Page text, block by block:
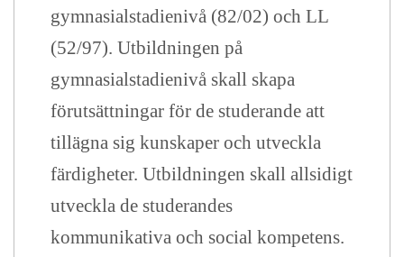
gymnasialstadienivå (82/02) och LL
(52/97). Utbildningen på
gymnasialstadienivå skall skapa
förutsättningar för de studerande att
tillägna sig kunskaper och utveckla
färdigheter. Utbildningen skall allsidigt
utveckla de studerandes
kommunikativa och social kompetens.